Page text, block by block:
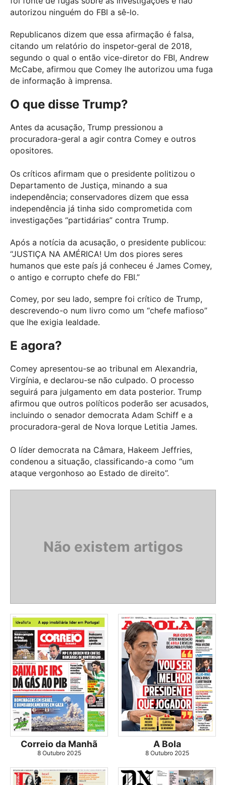
autorizou ninguém do FBI a sê-lo.
Republicanos dizem que essa afirmação é falsa,
citando um relatório do inspetor-geral de 2018,
segundo o qual o então vice-diretor do FBI, Andrew
McCabe, afirmou que Comey lhe autorizou uma fuga
de informação à imprensa.
O que disse Trump?
Antes da acusação, Trump pressionou a
procuradora-geral a agir contra Comey e outros
opositores.
Os críticos afirmam que o presidente politizou o
Departamento de Justiça, minando a sua
independência; conservadores dizem que essa
independência já tinha sido comprometida com
investigações “partidárias” contra Trump.
Após a notícia da acusação, o presidente publicou:
“JUSTIÇA NA AMÉRICA! Um dos piores seres
humanos que este país já conheceu é James Comey,
o antigo e corrupto chefe do FBI.”
Comey, por seu lado, sempre foi crítico de Trump,
descrevendo-o num livro como um “chefe mafioso”
que lhe exigia lealdade.
E agora?
Comey apresentou-se ao tribunal em Alexandria,
Virgínia, e declarou-se não culpado. O processo
seguirá para julgamento em data posterior. Trump
afirmou que outros políticos poderão ser acusados,
incluindo o senador democrata Adam Schiff e a
procuradora-geral de Nova Iorque Letitia James.
O líder democrata na Câmara, Hakeem Jeffries,
condenou a situação, classificando-a como “um
ataque vergonhoso ao Estado de direito”.
Não existem artigos
Correio da Manhã
8 Outubro 2025
A Bola
8 Outubro 2025